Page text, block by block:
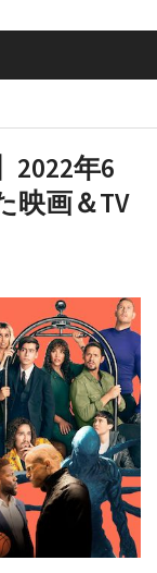
2022年6
映画＆TV